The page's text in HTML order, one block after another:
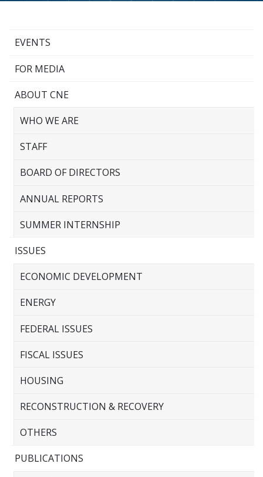
EVENTS
FOR MEDIA
ABOUT CNE
WHO WE ARE
STAFF
BOARD OF DIRECTORS
ANNUAL REPORTS
SUMMER INTERNSHIP
ISSUES
ECONOMIC DEVELOPMENT
ENERGY
FEDERAL ISSUES
FISCAL ISSUES
HOUSING
RECONSTRUCTION & RECOVERY
OTHERS
PUBLICATIONS